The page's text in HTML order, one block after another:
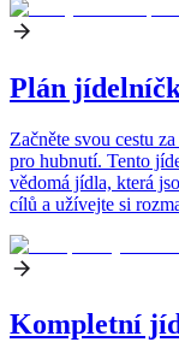
Plán
Začněte svou cestu
pro hubnutí. Tento
vědomá jídla, která
cílů a užívejte si
Kompletní